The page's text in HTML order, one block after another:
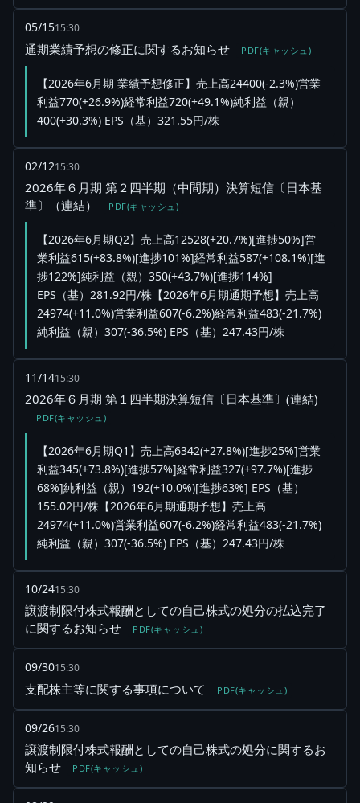
05/1515:30
通期業績予想の修正に関するお知らせ PDF(キャッシュ)
【2026年6月期 業績予想修正】売上高24400(-2.3%)営業
利益770(+26.9%)経常利益720(+49.1%)純利益（親）
400(+30.3%) EPS（基）321.55円/株
02/1215:30
2026年６月期 第２四半期（中間期）決算短信〔日本基
準〕（連結）
PDF(キャッシュ)
【2026年6月期Q2】売上高12528(+20.7%)[進捗50%]営
業利益615(+83.8%)[進捗101%]経常利益587(+108.1%)[進
捗122%]純利益（親）350(+43.7%)[進捗114%]
EPS（基）281.92円/株【2026年6月期通期予想】売上高
24974(+11.0%)営業利益607(-6.2%)経常利益483(-21.7%)
純利益（親）307(-36.5%) EPS（基）247.43円/株
11/1415:30
2026年６月期 第１四半期決算短信〔日本基準〕(連結)
PDF(キャッシュ)
【2026年6月期Q1】売上高6342(+27.8%)[進捗25%]営業
利益345(+73.8%)[進捗57%]経常利益327(+97.7%)[進捗
68%]純利益（親）192(+10.0%)[進捗63%] EPS（基）
155.02円/株【2026年6月期通期予想】売上高
24974(+11.0%)営業利益607(-6.2%)経常利益483(-21.7%)
純利益（親）307(-36.5%) EPS（基）247.43円/株
10/2415:30
譲渡制限付株式報酬としての自己株式の処分の払込完了
に関するお知らせ
PDF(キャッシュ)
09/3015:30
支配株主等に関する事項について PDF(キャッシュ)
09/2615:30
譲渡制限付株式報酬としての自己株式の処分に関するお
知らせ
PDF(キャッシュ)